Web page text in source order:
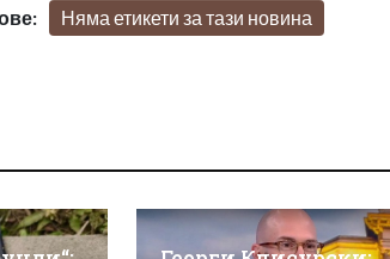
Няма етикети за тази новина